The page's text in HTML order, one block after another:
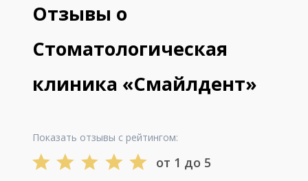
Отзывы о
Стоматологическая
клиника «Смайлдент»
Показать отзывы с рейтингом:
от 1 до 5